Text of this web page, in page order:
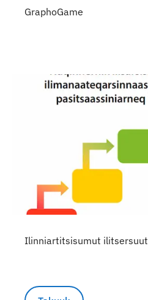
GraphoGame
Ilinniartitsisumut ilitsersuut